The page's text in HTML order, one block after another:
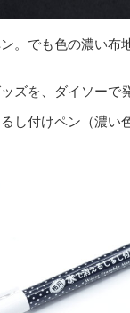
。でも色の濃い
ズを、ダイソーで
し付けペン（濃い